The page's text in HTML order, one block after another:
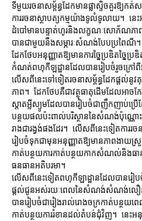
ទីមួយរចនាសម្ព័ន្ធដែកមានផ្លាស្ទិចគួរឱ្យកត់
ការរចនាស្ថាបត្យកម្មយ៉ាងទូលំទូលាយ។ នេះ
ដំបៅមានបន្ទាត់ហូរនិងលក្ខណៈសោភ័ណភា
បានជាមួយនឹងសម្ភារៈសំណង់បែបប្រពៃណី
ដែកថែបអនុញ្ញាតឱ្យមានការច្នៃប្រឌិតច្នៃប្
កំណត់ពហុកីឡដ្ឋានដែលបានរៀបចំរួចក្រៅ
លើសពីនេះទៅទៀតរចនាសម្ព័ន្ធដែកផ្តល់នូ
ភាព។ ដែកថែបគឺជាវត្ថុធាតុដើមដែលអា
ស្តាតអ្លីស្យូមដែលបានរៀបចំជាញឹកញាប់ប្រើ
បន្ថយផលប៉ះពាល់បរិស្ថាននៃសំណង់ប៉ុណ្ណោះទ
រាងជារង្វង់ផងដែរ។ លើសពីនេះទៀតការ
រៀបចំទុកជាមុនអនុញ្ញាតឱ្យមានភាពងាយស្រួ
កាត់បន្ថយការកាត់បន្ថយកាកសំណល់និងធាន
ធនធានអតិបរមា។
លើសពីនេះទៀតពហុកីឡាដ្ឋានដែលបានរៀប
ផ្តល់ជូនអស់រយៈពេលនៃសំណង់សំណង់លឿ
បានរៀបចំជារៀងរាល់រោងចក្រកាត់បន្ថយ
កាត់បន្ថយការរំខានដល់តំបន់ជុំវិញ។ នេះ